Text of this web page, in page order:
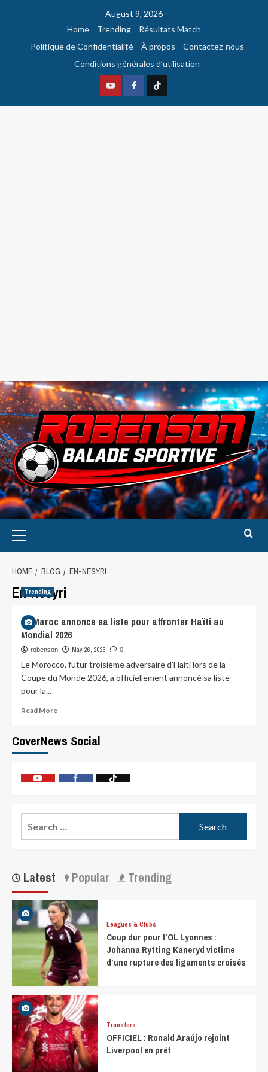
August 9, 2026
Home
Trending
Résultats Match
Politique de Confidentialité
À propos
Contactez-nous
Conditions générales d’utilisation
HOME BLOG EN-NESYRI
En-Nesyri
Trending
Le Maroc annonce sa liste pour affronter Haïti au
Mondial 2026
robenson May 26, 2026 0
Le Morocco, futur troisième adversaire d’Haiti lors de la
Coupe du Monde 2026, a officiellement annoncé sa liste
pour la...
Read More
CoverNews Social
Latest Popular Trending
Leagues & Clubs
Coup dur pour l’OL Lyonnes :
Johanna Rytting Kaneryd victime
d’une rupture des ligaments croisés
Transfers
OFFICIEL : Ronald Araújo rejoint
Liverpool en prêt